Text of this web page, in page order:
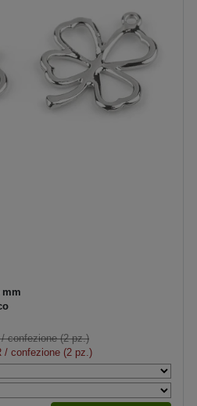
mm
confezione (2 pz.)
/ confezione (2 pz.)